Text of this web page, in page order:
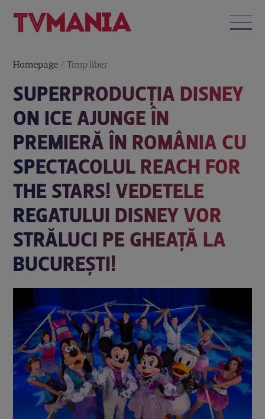
Homepage / Timp liber
SUPERPRODUCȚIA DISNEY
ON ICE AJUNGE ÎN
PREMIERĂ ÎN ROMÂNIA CU
SPECTACOLUL REACH FOR
THE STARS! VEDETELE
REGATULUI DISNEY VOR
STRĂLUCI PE GHEAȚĂ LA
BUCUREȘTI!